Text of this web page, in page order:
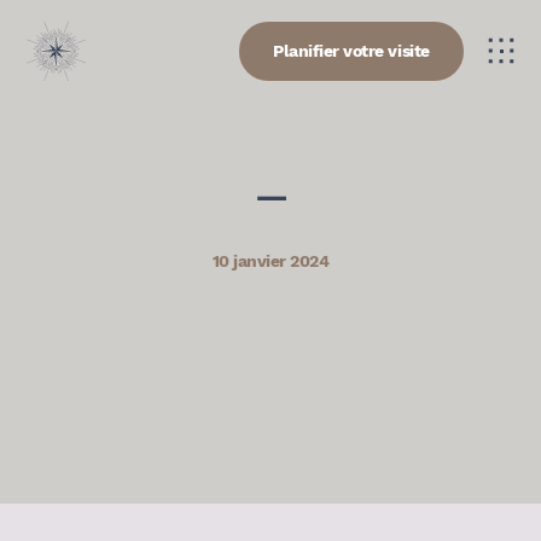
Planifier votre visite
—
10 janvier 2024